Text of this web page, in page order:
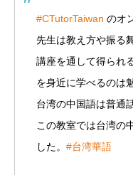
#CTutorTaiwan のオ
先生は教え方や振る
講座を通して得られ
を身近に学べるのは
台湾の中国語は普通
この教室では台湾の
した。 #台湾華語